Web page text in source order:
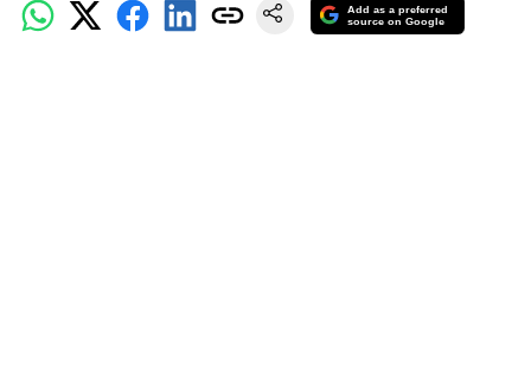
Add as a preferred
source on Google